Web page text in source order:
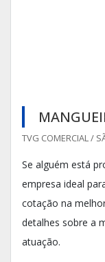
TVG COMERCIAL /
Se alguém está
empresa ideal
cotação na
detalhes sobre a
atuação.